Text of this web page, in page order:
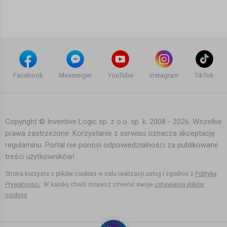
Maciej Maleńczuk & Psychodancing -
Sprzedaj mnie faktowi
Maciej Maleńczuk - Medley czyli
wiązanka najpiękniejszych melodii
Teledyski i Muzyka
Łukasz Brzeziński
Facebook Messenger YouTube Instagram TikTok
Copyright © Inventive Logic sp. z o.o. sp. k. 2008 - 2026. Wszelkie
prawa zastrzeżone. Korzystanie z serwisu oznacza akceptację
regulaminu. Portal nie ponosi odpowiedzialności za publikowane
treści użytkowników!
Strona korzysta z plików cookies w celu realizacji usług i zgodnie z Polityką
Prywatności. W każdej chwili możesz zmienić swoje ustawienia plików
cookies